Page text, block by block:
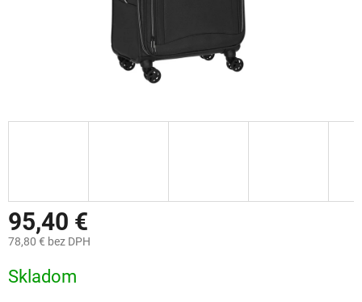
95,40 €
78,80 € bez DPH
cena:
Skladom